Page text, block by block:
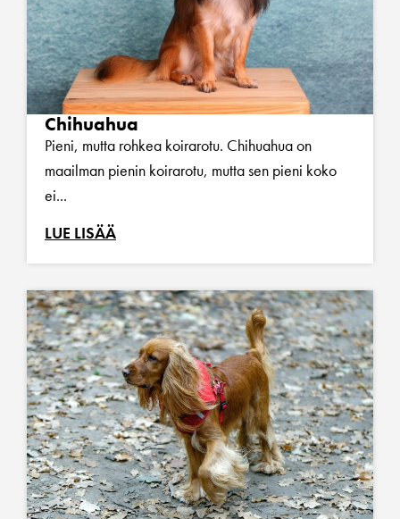
Chihuahua
Pieni, mutta rohkea koirarotu. Chihuahua on
maailman pienin koirarotu, mutta sen pieni koko
ei...
LUE LISÄÄ